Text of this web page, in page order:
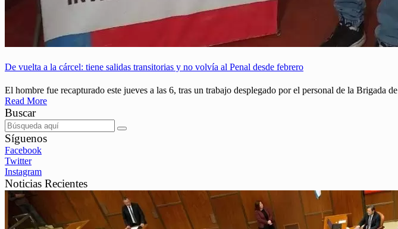
De vuelta a la cárcel: tiene salidas transitorias y no volvía al Penal desde febrero
El hombre fue recapturado este jueves a las 6, tras un trabajo desplegado por el personal de la Brigada de
Read More
Buscar
Síguenos
Facebook
Twitter
Instagram
Noticias Recientes